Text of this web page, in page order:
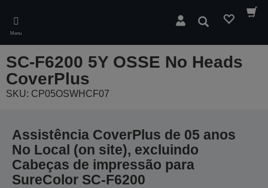
main
content
Menu
Pesquisar
SC-F6200 5Y OSSE No Heads
CoverPlus
SKU: CP05OSWHCF07
Assistência CoverPlus de 05 anos
No Local (on site), excluindo
Cabeças de impressão para
SureColor SC-F6200